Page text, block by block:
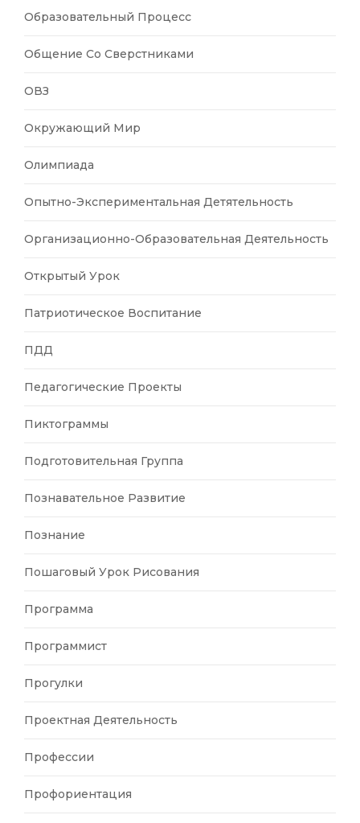
Образовательный Процесс
Общение Со Сверстниками
ОВЗ
Окружающий Мир
Олимпиада
Опытно-Экспериментальная Детятельность
Организационно-Образовательная Деятельность
Открытый Урок
Патриотическое Воспитание
ПДД
Педагогические Проекты
Пиктограммы
Подготовительная Группа
Познавательное Развитие
Познание
Пошаговый Урок Рисования
Программа
Программист
Прогулки
Проектная Деятельность
Профессии
Профориентация